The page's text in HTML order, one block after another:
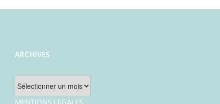
ARCHIVES
Archives